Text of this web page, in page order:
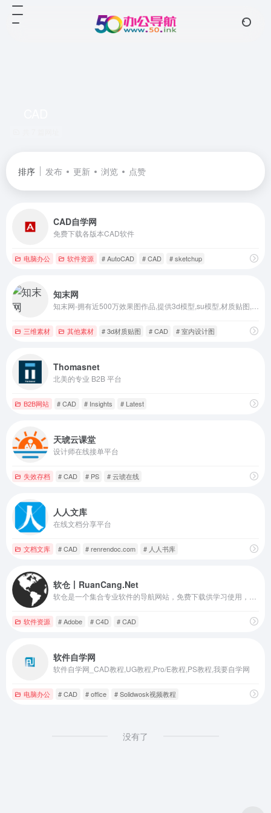
排序 发布 更新 浏览 点赞
CAD自学网
免费下载各版本CAD软件
电脑办公 软件资源 # AutoCAD # CAD # sketchup
知末网
三维素材 其他素材 # 3d材质贴图 # CAD # 室内设计图
Thomasnet
北美的专业 B2B 平台
B2B网站 # CAD # Insights # Latest
天琥云课堂
设计师在线接单平台
失效存档 # CAD # PS # 云琥在线
人人文库
在线文档分享平台
文档文库 # CAD # renrendoc.com # 人人书库
软仓丨RuanCang.Net
软件资源 # Adobe # C4D # CAD
软件自学网
软件自学网_CAD教程,UG教程,Pro/E教程,PS教程,我要自学网
电脑办公 # CAD # office # Solidwosk视频教程
没有了